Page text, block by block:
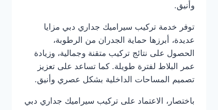
وأنيق.
توفر خدمة تركيب سيراميك جداري دبي مزايا
عديدة، أبرزها حماية الجدران من الرطوبة،
الحصول على نتائج تركيب متقنة وجمالية، وزيادة
عمر البلاط لفترة طويلة. كما تساعد على تعزيز
تصميم المساحات الداخلية بشكل عصري وأنيق.
باختصار، الاعتماد على تركيب سيراميك جداري دبي